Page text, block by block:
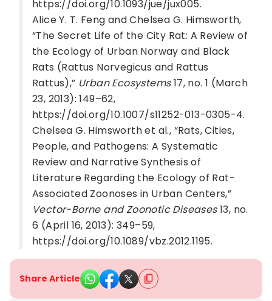
https://doi.org/10.1093/jue/jux005.
Alice Y. T. Feng and Chelsea G. Himsworth,
“The Secret Life of the City Rat: A Review of
the Ecology of Urban Norway and Black
Rats (Rattus Norvegicus and Rattus
Rattus),” Urban Ecosystems17, no. 1 (March
23, 2013): 149–62,
https://doi.org/10.1007/s11252-013-0305-4.
Chelsea G. Himsworth et al., “Rats, Cities,
People, and Pathogens: A Systematic
Review and Narrative Synthesis of
Literature Regarding the Ecology of Rat-
Associated Zoonoses in Urban Centers,”
Vector-Borne and Zoonotic Diseases13, no.
6 (April 16, 2013): 349–59,
https://doi.org/10.1089/vbz.2012.1195.
Share Article